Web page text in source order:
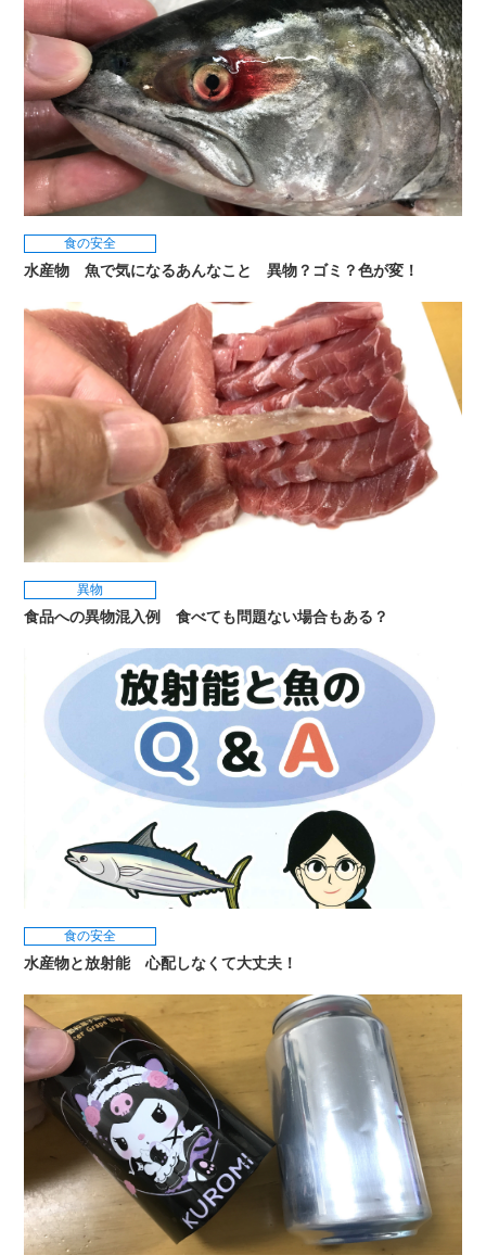
食の安全
水産物 魚で気になるあんなこと 異物？ゴミ？色が変！
異物
食品への異物混入例 食べても問題ない場合もある？
食の安全
水産物と放射能 心配しなくて大丈夫！